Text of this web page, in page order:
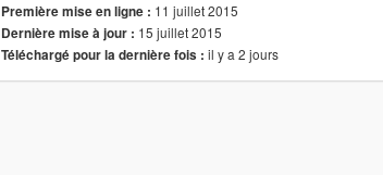
Première mise en ligne : 11 juillet 2015
Dernière mise à jour : 15 juillet 2015
Téléchargé pour la dernière fois : il y a 2 jours